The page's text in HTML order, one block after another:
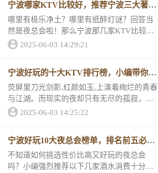
一宁波朗庭...
宁波哪家KTV比较好，推荐宁波三大著名
夜总会
哪里有极乐净土？哪里有纸醉灯谜？回答当
然是夜总会啦！那么宁波那几家KTV比较好
呢？今天小编就为你揭示宁波夜总会排名，
2025-06-03 14:29:21
宁波好玩的十大KTV排行榜，小编带你走
上夜场巅峰
荧屏里刀光剑影,红颜如玉,上演着绚烂的青春
与江湖。而现实的夜却只有无尽的孤寂，你
上次出去玩是什么时候？是不是很久没犒劳
它们...
2025-06-03 14:25:22
宁波好玩10大夜总会榜单，排名前五必玩
的夜场
不知道如何挑选性价比高又好玩的夜总会
吗？小编强烈推荐以下几家酒水消费十分便